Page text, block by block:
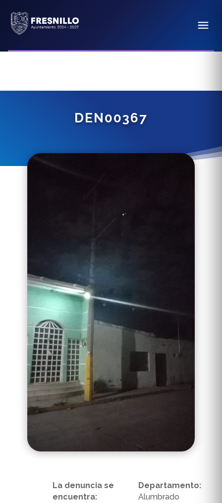
DEN00367
La denuncia se
encuentra:
Departamento:
Alumbrado